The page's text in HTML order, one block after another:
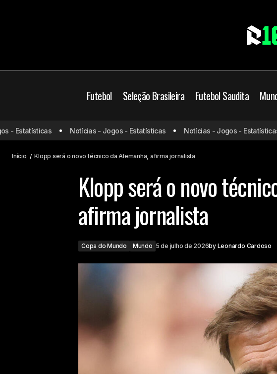
Futebol Seleção Brasileira Futebol Saudita
Brasil x Noruega: Odds, onde assistir,
horário e escalações – 05/07
Copa do Mundo Mundo
Estatísticas Notícias - Jogos - Estatísticas Notícias - Jogos - Estatísticas
Início Klopp será o novo técnico da Alemanha, afirma jornalista
Klopp será o novo
afirma jornalista
Copa do Mundo Mundo 5 de julho de 2026by Leonardo Cardoso